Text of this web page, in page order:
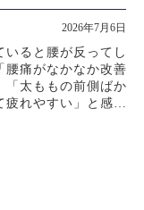
2026年7月6日
いると腰が反ってし
腰痛がなかなか改善
「太ももの前側ばか
疲れやすい」と感じ